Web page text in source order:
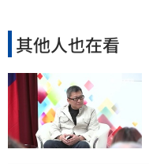
其他人也在看